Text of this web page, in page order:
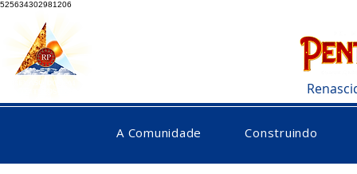
525634302981206
A Comunidade Construindo